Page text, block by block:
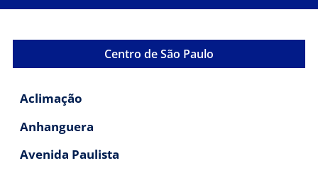
Centro de São Paulo
Aclimação
Anhanguera
Avenida Paulista